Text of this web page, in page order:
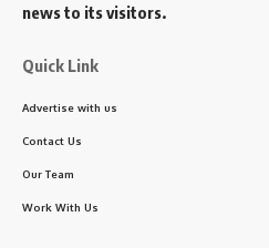
news to its visitors.
Quick Link
Advertise with us
Contact Us
Our Team
Work With Us